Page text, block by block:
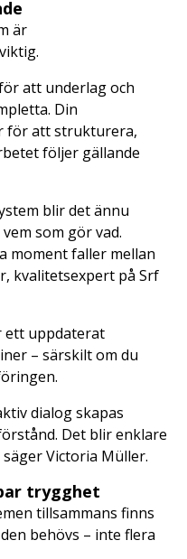
är
att underlag och
Din
för att strukturera,
följer gällande
blir det ännu
som gör vad.
moment faller mellan
kvalitetsexpert på Srf
ett uppdaterat
– särskilt om du
dialog skapas
Det blir enklare
Victoria Müller.
trygghet
tillsammans finns
behövs – inte flera